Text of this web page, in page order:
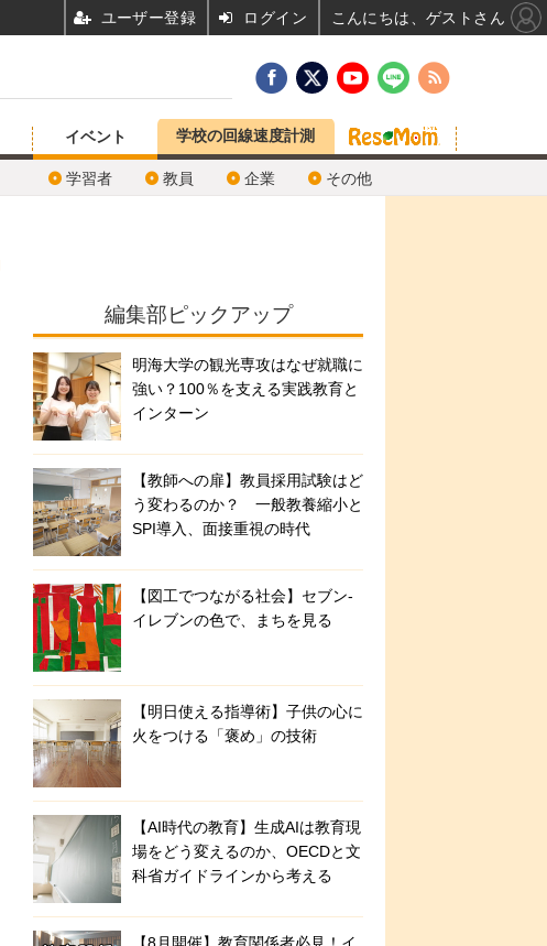
イベント
学習者 教員 企業 その他
学校の回線速度計測
編集部ピックアップ
明海大学の観光専攻はなぜ就職に
強い？100％を支える実践教育と
インターン
【教師への扉】教員採用試験はど
う変わるのか？ 一般教養縮小と
SPI導入、面接重視の時代
【図工でつながる社会】セブン‐
イレブンの色で、まちを見る
【明日使える指導術】子供の心に
火をつける「褒め」の技術
【AI時代の教育】生成AIは教育現
場をどう変えるのか、OECDと文
科省ガイドラインから考える
ユーザー登録 ログイン こんにちは、ゲストさん